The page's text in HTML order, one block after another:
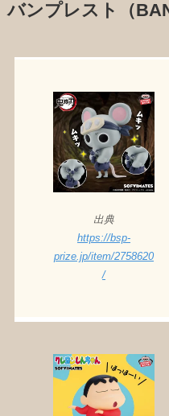
バンプレスト（
出典
https://bsp-
prize.jp/item/2758620
/